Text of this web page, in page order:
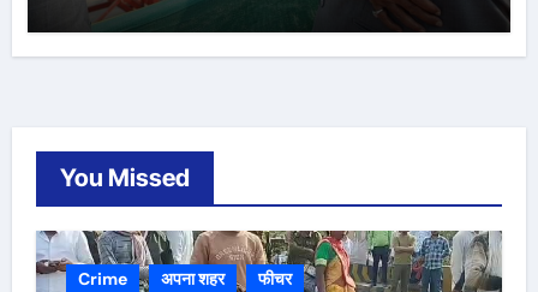
You Missed
Crime अपना शहर फीचर